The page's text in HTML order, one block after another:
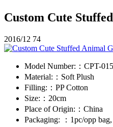
Custom Cute
2016/12 74
Model Number:： CPT-
Material:： Soft Plush
Filling:： PP Cotton
Size:： 20cm
Place of Origin:： China
Packaging: ： 1pc/opp